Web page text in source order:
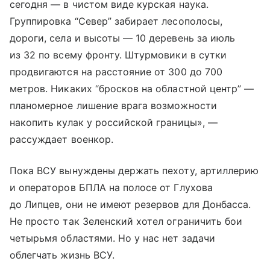
сегодня — в чистом виде курская наука.
Группировка “Север” забирает лесополосы,
дороги, села и высоты — 10 деревень за июль
из 32 по всему фронту. Штурмовики в сутки
продвигаются на расстояние от 300 до 700
метров. Никаких “бросков на областной центр” —
планомерное лишение врага возможности
накопить кулак у российской границы», —
рассуждает военкор.
Пока ВСУ вынуждены держать пехоту, артиллерию
и операторов БПЛА на полосе от Глухова
до Липцев, они не имеют резервов для Донбасса.
Не просто так Зеленский хотел ограничить бои
четырьмя областями. Но у нас нет задачи
облегчать жизнь ВСУ.